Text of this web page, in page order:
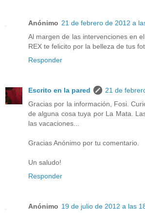
Anónimo 21 de febrero de 2012 a
Al margen de las intervenciones en
REX te felicito por la belleza de tus
Responder
Escrito en la pared
21 de
Gracias por la información, Fosi.
de alguna cosa tuya por La Mata.
las vacaciones...
Gracias Anónimo por tu comentario.
Un saludo!
Responder
Anónimo 19 de julio de 2012 a las